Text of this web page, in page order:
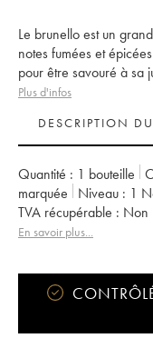
Le brunello est un
notes fumées et
pour être savouré à sa
Plus d'infos
DESCRIPTION
Quantité : 1 bouteille
marquée
Niveau : 1
TVA récupérable :
non
Appellation :
En savoir plus...